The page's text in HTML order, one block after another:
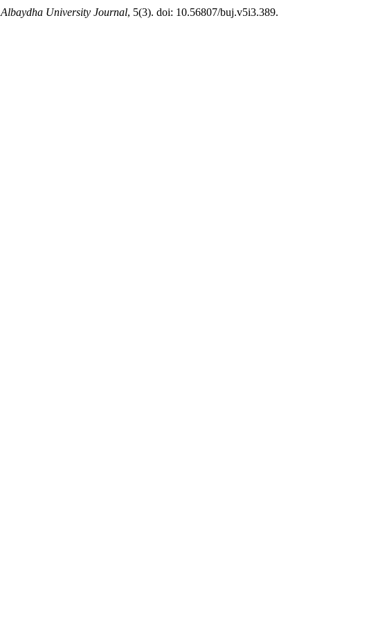
Albaydha University Journal, 5(3). doi: 10.56807/buj.v5i3.389.